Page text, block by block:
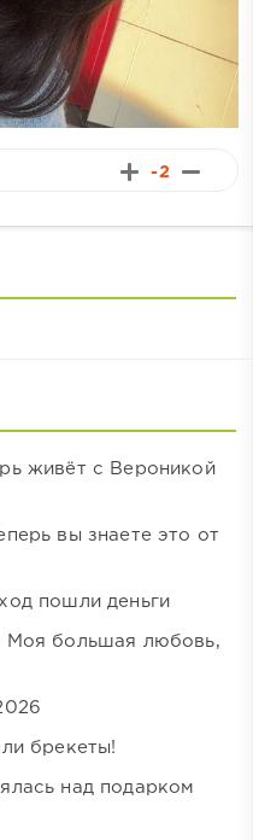
-2
живёт с Вероникой
вы знаете это от
пошли деньги
Моя большая любовь,
брекеты!
над подарком